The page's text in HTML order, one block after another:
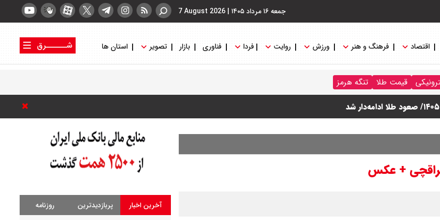
جمعه ۱۶ مرداد ۱۴۰۵ |
7 August 2026
اقتصاد فرهنگ و هنر ورزش روایت فردا فناوری بازار تصویر استان ها
شــــــرق
قیمت طلا تنگه هرمز
عراقچی + عکس
آخرین اخبار پربازدیدترین روزنامه